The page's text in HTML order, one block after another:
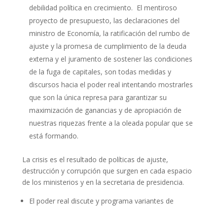
debilidad política en crecimiento. El mentiroso
proyecto de presupuesto, las declaraciones del
ministro de Economía, la ratificación del rumbo de
ajuste y la promesa de cumplimiento de la deuda
externa y el juramento de sostener las condiciones
de la fuga de capitales, son todas medidas y
discursos hacia el poder real intentando mostrarles
que son la única represa para garantizar su
maximización de ganancias y de apropiación de
nuestras riquezas frente a la oleada popular que se
está formando.
La crisis es el resultado de políticas de ajuste,
destrucción y corrupción que surgen en cada espacio
de los ministerios y en la secretaria de presidencia.
El poder real discute y programa variantes de